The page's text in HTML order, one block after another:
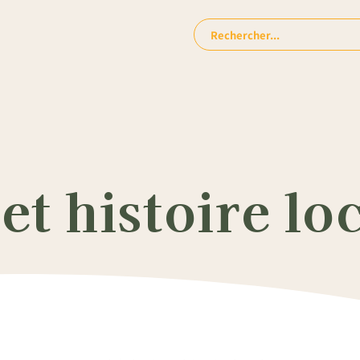
Rechercher:
histoire